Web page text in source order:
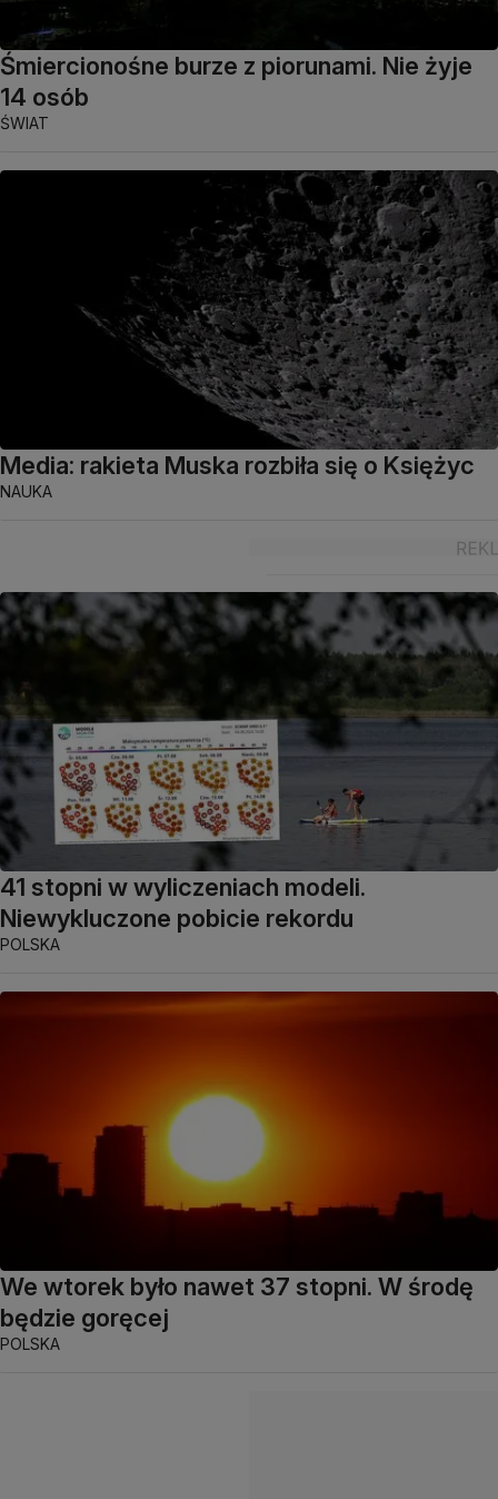
Śmiercionośne burze z piorunami. Nie żyje
14 osób
ŚWIAT
Media: rakieta Muska rozbiła się o Księżyc
NAUKA
41 stopni w wyliczeniach modeli.
Niewykluczone pobicie rekordu
POLSKA
We wtorek było nawet 37 stopni. W środę
będzie goręcej
POLSKA